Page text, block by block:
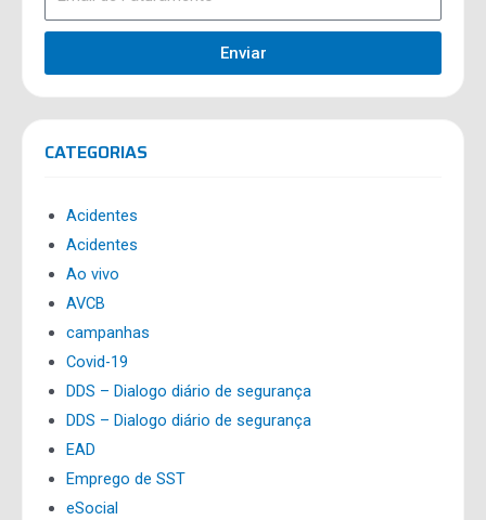
Enviar
CATEGORIAS
Acidentes
Acidentes
Ao vivo
AVCB
campanhas
Covid-19
DDS – Dialogo diário de segurança
DDS – Dialogo diário de segurança
EAD
Emprego de SST
eSocial